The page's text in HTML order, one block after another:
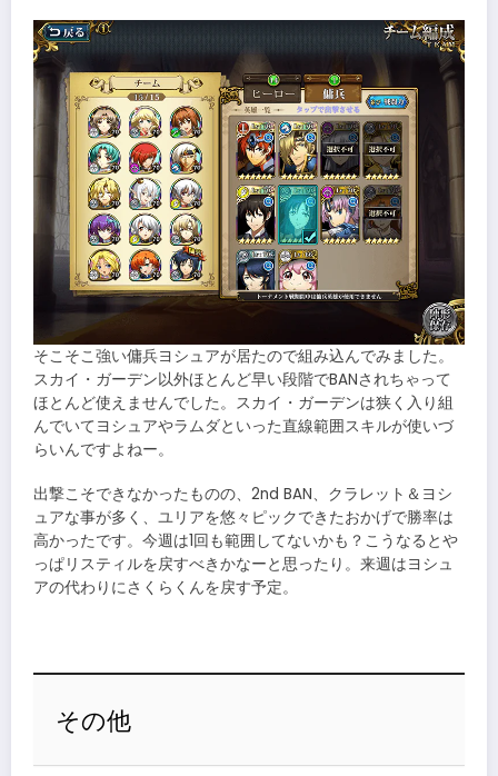
そこそこ強い傭兵ヨシュアが居たので組み込んでみました。
スカイ・ガーデン以外ほとんど早い段階でBANされちゃって
ほとんど使えませんでした。スカイ・ガーデンは狭く入り組
んでいてヨシュアやラムダといった直線範囲スキルが使いづ
らいんですよねー。
出撃こそできなかったものの、2nd BAN、クラレット＆ヨシ
ュアな事が多く、ユリアを悠々ピックできたおかげで勝率は
高かったです。今週は1回も範囲してないかも？こうなるとや
っぱリスティルを戻すべきかなーと思ったり。来週はヨシュ
アの代わりにさくらくんを戻す予定。
その他